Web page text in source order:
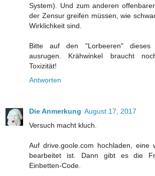
System). Und zum anderen
der Zensur greifen müssen, wie
Wirklichkeit sind.
Bitte auf den "Lorbeeren" dieses
ausrugen. Krähwinkel braucht
Toxizität!
Antworten
Die Anmerkung August 17, 2017
Versuch macht kluch.
Auf drive.goole.com hochladen, eine
bearbeitet ist. Dann gibt es die
Einbetten-Code.